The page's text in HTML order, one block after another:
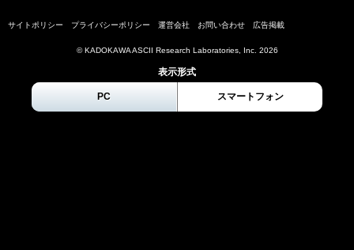
サイトポリシー プライバシーポリシー 運営会社 お問い合わせ 広告掲載
© KADOKAWA ASCII Research Laboratories, Inc. 2026
表示形式
PC スマートフォン